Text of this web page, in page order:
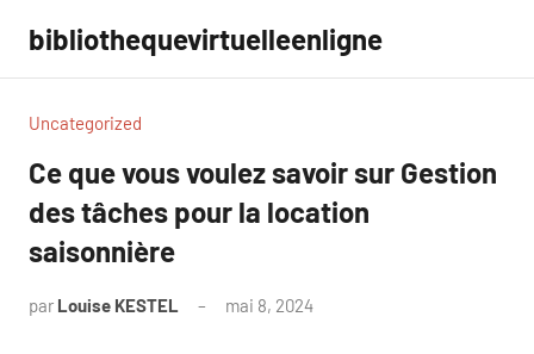
contenu
bibliothequevirtuelleenligne
Uncategorized
Ce que vous voulez savoir sur Gestion
des tâches pour la location
saisonnière
par Louise KESTEL mai 8, 2024